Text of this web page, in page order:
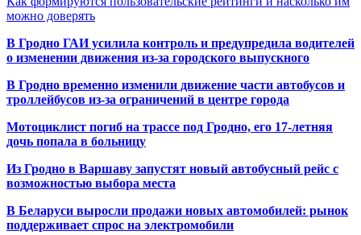
можно доверять
В Гродно ГАИ усилила контроль и предупредила водителей
о изменении движения из-за городского выпускного
В Гродно временно изменили движение части автобусов и
троллейбусов из-за ограничений в центре города
Мотоциклист погиб на трассе под Гродно, его 17-летняя
дочь попала в больницу
Из Гродно в Варшаву запустят новый автобусный рейс с
возможностью выбора места
В Беларуси выросли продажи новых автомобилей: рынок
поддерживает спрос на электромобили